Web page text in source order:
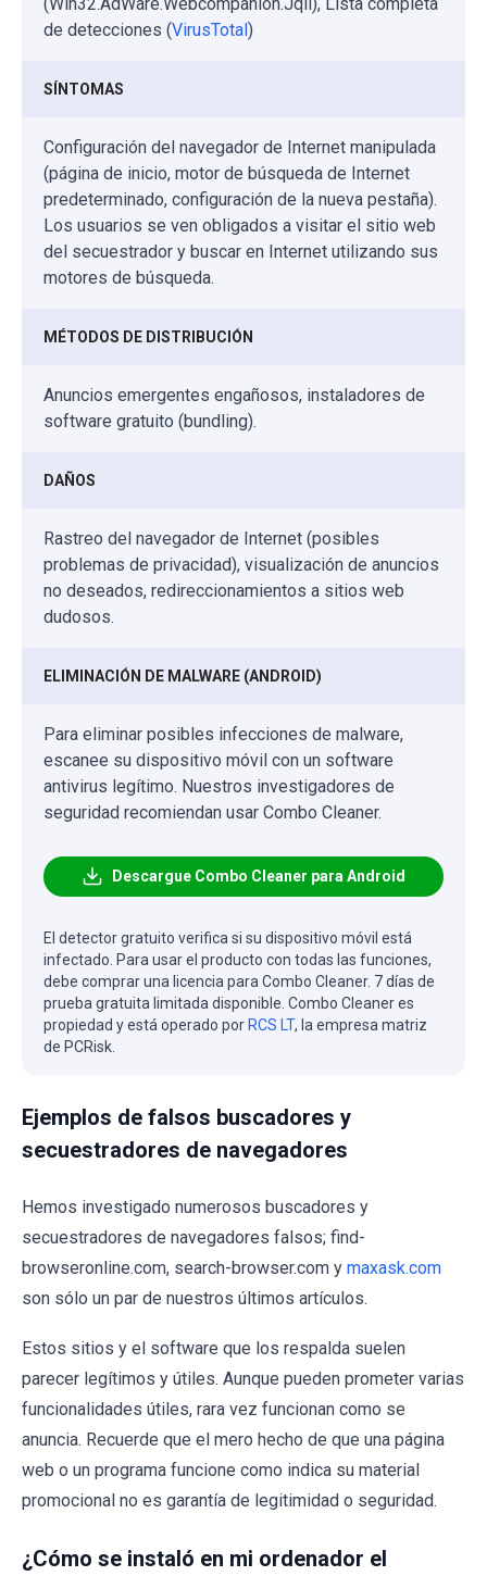
de detecciones (VirusTotal)
SÍNTOMAS
Configuración del navegador de Internet manipulada
(página de inicio, motor de búsqueda de Internet
predeterminado, configuración de la nueva pestaña).
Los usuarios se ven obligados a visitar el sitio web
del secuestrador y buscar en Internet utilizando sus
motores de búsqueda.
MÉTODOS DE DISTRIBUCIÓN
Anuncios emergentes engañosos, instaladores de
software gratuito (bundling).
DAÑOS
Rastreo del navegador de Internet (posibles
problemas de privacidad), visualización de anuncios
no deseados, redireccionamientos a sitios web
dudosos.
ELIMINACIÓN DE MALWARE (ANDROID)
Para eliminar posibles infecciones de malware,
escanee su dispositivo móvil con un software
antivirus legítimo. Nuestros investigadores de
seguridad recomiendan usar Combo Cleaner.
Descargue Combo Cleaner para Android
El detector gratuito verifica si su dispositivo móvil está
infectado. Para usar el producto con todas las funciones,
debe comprar una licencia para Combo Cleaner. 7 días de
prueba gratuita limitada disponible. Combo Cleaner es
propiedad y está operado por RCS LT, la empresa matriz
de PCRisk.
Ejemplos de falsos buscadores y
secuestradores de navegadores
Hemos investigado numerosos buscadores y
secuestradores de navegadores falsos; find-
browseronline.com, search-browser.com y maxask.com
son sólo un par de nuestros últimos artículos.
Estos sitios y el software que los respalda suelen
parecer legítimos y útiles. Aunque pueden prometer varias
funcionalidades útiles, rara vez funcionan como se
anuncia. Recuerde que el mero hecho de que una página
web o un programa funcione como indica su material
promocional no es garantía de legitimidad o seguridad.
¿Cómo se instaló en mi ordenador el